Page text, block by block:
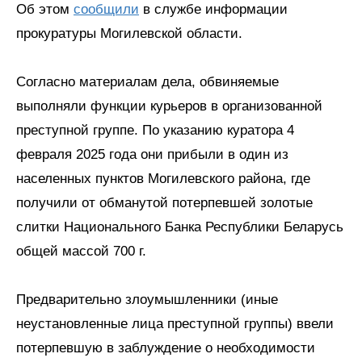
Об этом сообщили в службе информации
прокуратуры Могилевской области.
Согласно материалам дела, обвиняемые
выполняли функции курьеров в организованной
преступной группе. По указанию куратора 4
февраля 2025 года они прибыли в один из
населенных пунктов Могилевского района, где
получили от обманутой потерпевшей золотые
слитки Национального Банка Республики Беларусь
общей массой 700 г.
Предварительно злоумышленники (иные
неустановленные лица преступной группы) ввели
потерпевшую в заблуждение о необходимости